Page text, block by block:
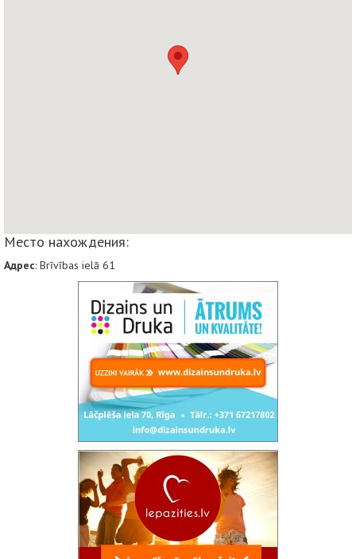
Место нахождения:
Адрес: Brīvības ielā 61